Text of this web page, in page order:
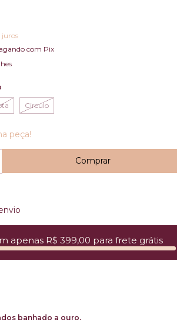
juros
com Pix
Circulo
peça!
apenas R$ 399,00 para frete grátis
banhado a ouro.